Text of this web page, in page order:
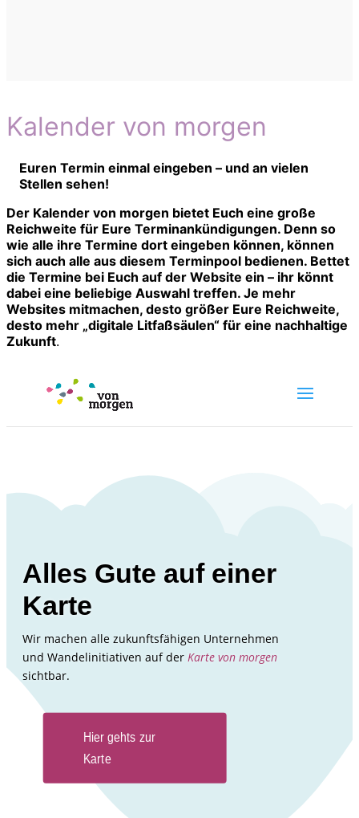
Kalender von morgen
Euren Termin einmal eingeben – und an vielen
Stellen sehen!
Der Kalender von morgen bietet Euch eine große
Reichweite für Eure Terminankündigungen. Denn so
wie alle ihre Termine dort eingeben können, können
sich auch alle aus diesem Terminpool bedienen. Bettet
die Termine bei Euch auf der Website ein – ihr könnt
dabei eine beliebige Auswahl treffen. Je mehr
Websites mitmachen, desto größer Eure Reichweite,
desto mehr „digitale Litfaßsäulen“ für eine nachhaltige
Zukunft.